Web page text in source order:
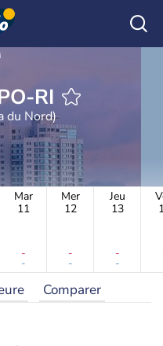
OKPO-RI
du Nord)
Mar
11
-
-
Mer
12
-
-
Jeu
13
-
-
Comparer